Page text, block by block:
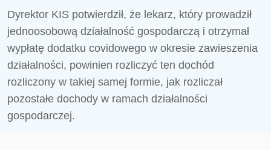
Dyrektor KIS potwierdził, że lekarz, który prowadził
jednoosobową działalność gospodarczą i otrzymał
wypłatę dodatku covidowego w okresie zawieszenia
działalności, powinien rozliczyć ten dochód
rozliczony w takiej samej formie, jak rozliczał
pozostałe dochody w ramach działalności
gospodarczej.